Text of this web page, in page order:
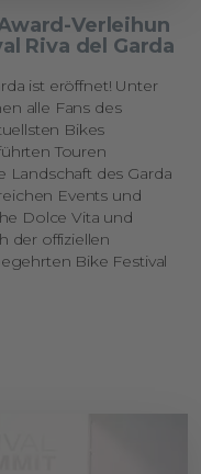
Verleihun
Riva del Garda
ist eröffnet! Unter
alle Fans des
Bikes
Touren
des Garda
Events und
Dolce Vita und
der offiziellen
Bike Festival